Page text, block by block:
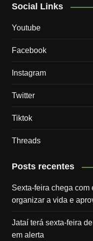
Social Links
Youtube
Facebook
Instagram
Twitter
Tiktok
Threads
Posts recentes
Sexta-feira chega com
organizar a vida e
Jataí terá sexta-feira
em alerta